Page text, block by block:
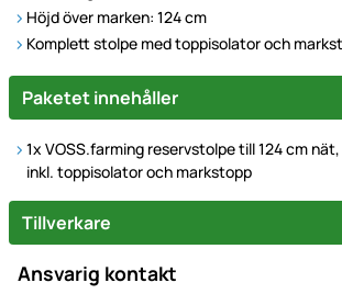
Höjd över marken: 124 cm
Komplett stolpe med toppisolator och
Paketet innehåller
1x VOSS.farming reservstolpe till 124 cm
inkl. toppisolator och markstopp
Tillverkare
Ansvarig kontakt